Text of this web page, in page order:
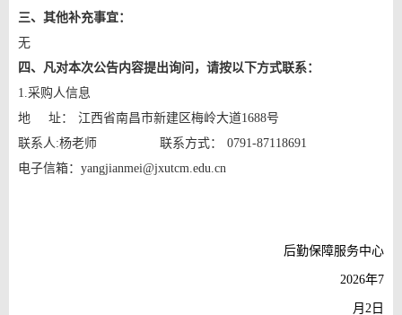
三、其他补充事宜：
无
四、凡对本次公告内容提出询问，请按以下方式联系：
1.采购人信息
地
址： 江西省南昌市新建区梅岭大道1688号
联系人 :杨老师 联系方式： 0791-87118691
电子信箱： yangjianmei@jxutcm.edu.cn
后勤保障服务中心
2026年7
月 2 日